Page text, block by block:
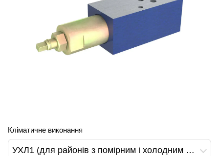
Кліматичне виконання
УХЛ1 (для районів з помірним і холодним кліматом)